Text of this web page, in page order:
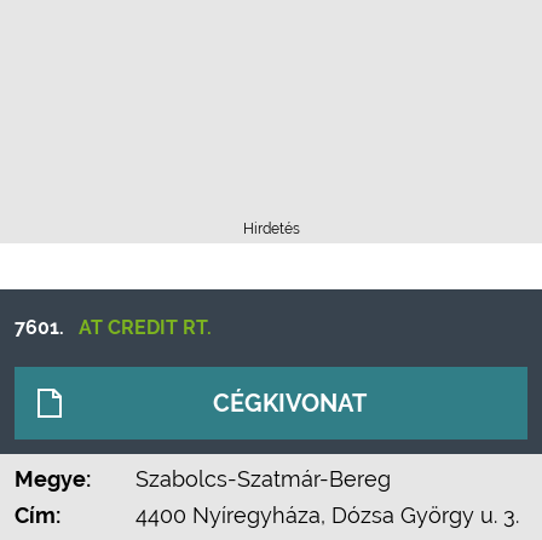
Hirdetés
7601. AT CREDIT RT.
CÉGKIVONAT
Megye:
Szabolcs-Szatmár-Bereg
Cím:
4400 Nyíregyháza, Dózsa György u. 3.